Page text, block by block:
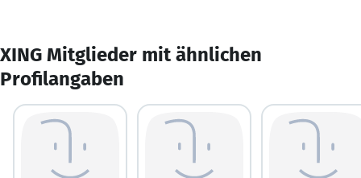
XING Mitglieder mit ähnlichen
Profilangaben